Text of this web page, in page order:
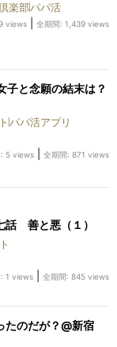
楽部パパ活
views 全期間: 1,439 views
子と念願の結末は？
パパ活アプリ
: 5 views
全期間: 871 views
善と悪（１）
1 views
全期間: 845 views
たのだが？@新宿